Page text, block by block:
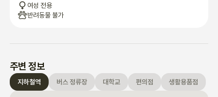
13. 호미스테이 안에서 모두들 서로 웃으며 인사해요.😊
🧡 호미스테이 시설 이용 규칙 🧡
(시설 이용 규직 미준수로인한 경고 2회 누적시 환불 없이 퇴실되오
니 안전하고 깨끗한 생활을 위해 공동 수칙 준수 부탁드립니다.)
여성 전용
반려동물 불가
주변 정보
지하철역 버스 정류장 대학교 편의점 생활용품점